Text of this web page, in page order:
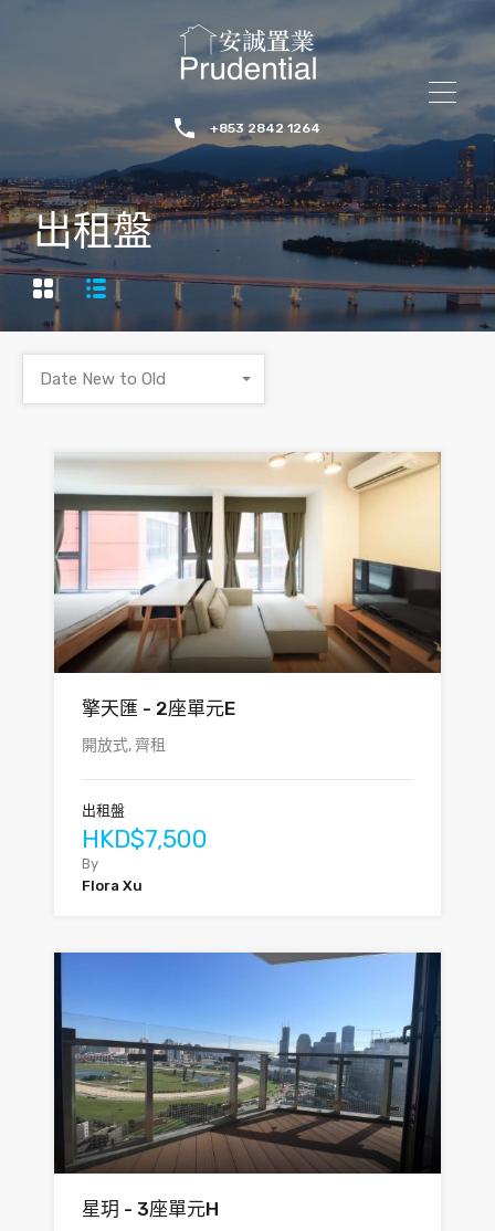
+853 2842 1264
出租盤
Date New to Old
擎天匯 - 2座單元E
開放式, 齊租
出租盤
HKD$7,500
By
Flora Xu
星玥 - 3座單元H